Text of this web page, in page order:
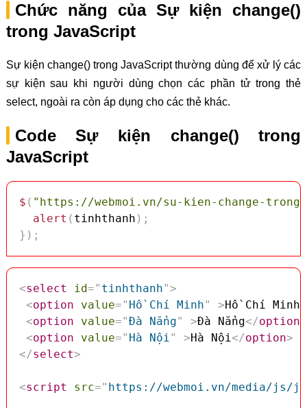
Chức năng của Sự kiện change()
trong JavaScript
Sự kiện change() trong JavaScript thường dùng để xử lý các
sự kiện sau khi người dùng chọn các phần tử trong thẻ
select, ngoài ra còn áp dụng cho các thẻ khác.
Code Sự kiện change() trong
JavaScript
$ ( "https://webmoi.vn/su-kien-change-
alert ( tinhthanh ) ;
} ) ;
<select id=" tinhthanh">
<option value=" Hồ Chí Minh" >Hồ Chí Minh
<option value="Đà Nẳng" >Đà Nẳng</option
<option value=" Hà Nội" >Hà Nội</option>
</select>
<script src=" https://webmoi.vn/media/js/